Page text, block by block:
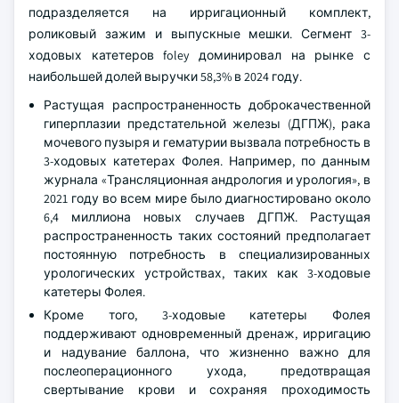
подразделяется на ирригационный комплект,
роликовый зажим и выпускные мешки. Сегмент 3-
ходовых катетеров foley доминировал на рынке с
наибольшей долей выручки 58,3% в 2024 году.
Растущая распространенность доброкачественной
гиперплазии предстательной железы (ДГПЖ), рака
мочевого пузыря и гематурии вызвала потребность в
3-ходовых катетерах Фолея. Например, по данным
журнала «Трансляционная андрология и урология», в
2021 году во всем мире было диагностировано около
6,4 миллиона новых случаев ДГПЖ. Растущая
распространенность таких состояний предполагает
постоянную потребность в специализированных
урологических устройствах, таких как 3-ходовые
катетеры Фолея.
Кроме того, 3-ходовые катетеры Фолея
поддерживают одновременный дренаж, ирригацию
и надувание баллона, что жизненно важно для
послеоперационного ухода, предотвращая
свертывание крови и сохраняя проходимость